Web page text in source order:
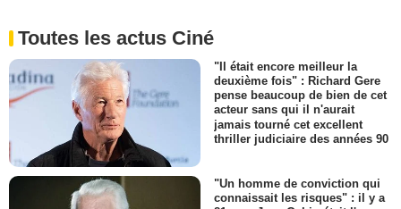
Toutes les actus Ciné
"Il était encore meilleur la
deuxième fois" : Richard Gere
pense beaucoup de bien de cet
acteur sans qui il n'aurait
jamais tourné cet excellent
thriller judiciaire des années 90
"Un homme de conviction qui
connaissait les risques" : il y a